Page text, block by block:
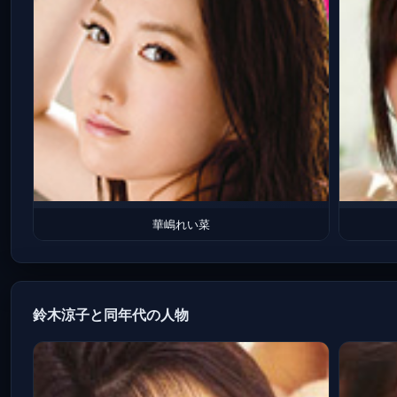
華嶋れい菜
鈴木涼子と同年代の人物